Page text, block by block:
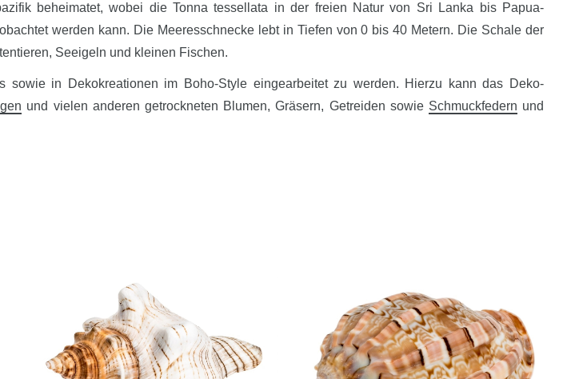
beheimatet, wobei die Tonna tessellata in der freien Natur von Sri Lanka bis Papua-
werden kann. Die Meeresschnecke lebt in Tiefen von 0 bis 40 Metern. Die Schale der
Seeigeln und kleinen Fischen.
sowie in Dekokreationen im Boho-Style eingearbeitet zu werden. Hierzu kann das Deko-
und vielen anderen getrockneten Blumen, Gräsern, Getreiden sowie Schmuckfedern und